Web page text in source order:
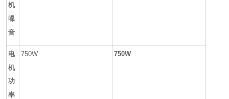
机
噪
音
电
机
功
率
750W 750W